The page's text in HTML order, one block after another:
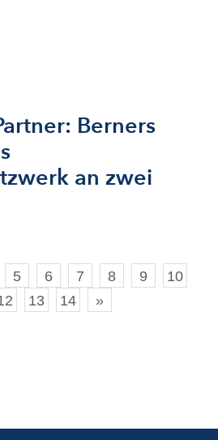
Berners
an zwei
5 6 7 8 9
10
13 14 »